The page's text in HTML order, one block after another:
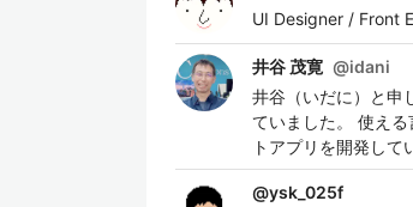
UI Designer / Front
井谷 茂寛 @idani
井谷（いだに）と申
ていました。 使え
トアプリを開発して
@ysk_025f